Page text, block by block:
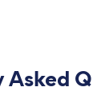
Asked